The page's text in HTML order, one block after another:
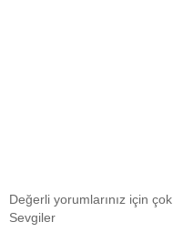
Değerli yorumlarınız için
Sevgiler